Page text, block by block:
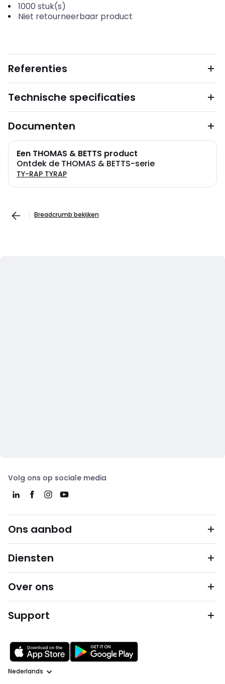
1000 stuk(s)
Niet retourneerbaar product
Referenties
Technische specificaties
Documenten
Een THOMAS & BETTS product
Ontdek de THOMAS & BETTS-serie
TY-RAP TYRAP
Breadcrumb bekijken
Volg ons op sociale media
Ons aanbod
Diensten
Over ons
Support
Taal